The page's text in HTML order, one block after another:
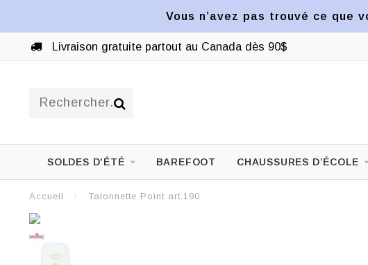
Vous n’avez pas trouvé ce que
Livraison gratuite partout au Canada dès 90$
SOLDES D'ÉTÉ BAREFOOT CHAUSSURES D’ÉCOLE
Accueil / Talonnette Point art.190